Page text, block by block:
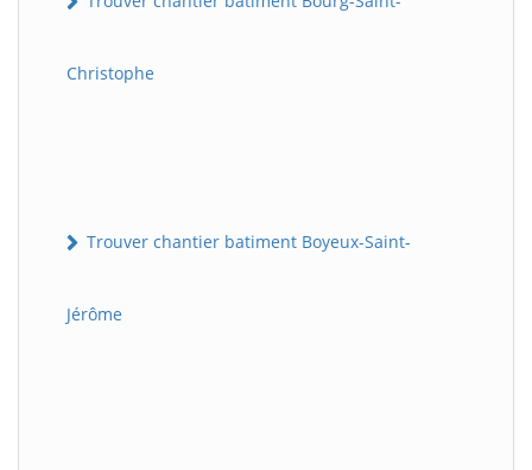
Christophe
Trouver chantier batiment Boyeux-Saint-
Jérôme